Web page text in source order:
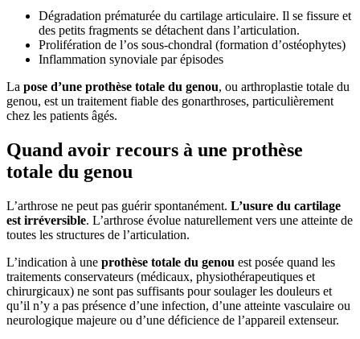
Dégradation prématurée du cartilage articulaire. Il se fissure et
des petits fragments se détachent dans l’articulation.
Prolifération de l’os sous-chondral (formation d’ostéophytes)
Inflammation synoviale par épisodes
La pose d’une prothèse totale du genou, ou arthroplastie totale du
genou, est un traitement fiable des gonarthroses, particulièrement
chez les patients âgés.
Quand avoir recours à une prothèse
totale du genou
L’arthrose ne peut pas guérir spontanément. L’usure du cartilage
est irréversible. L’arthrose évolue naturellement vers une atteinte de
toutes les structures de l’articulation.
L’indication à une prothèse totale du genou est posée quand les
traitements conservateurs (médicaux, physiothérapeutiques et
chirurgicaux) ne sont pas suffisants pour soulager les douleurs et
qu’il n’y a pas présence d’une infection, d’une atteinte vasculaire ou
neurologique majeure ou d’une déficience de l’appareil extenseur.